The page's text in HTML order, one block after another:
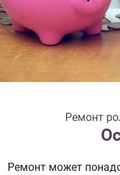
Ремонт
Ремонт может